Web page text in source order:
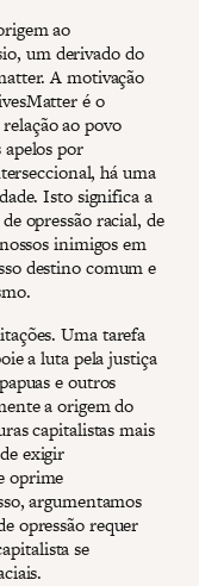
ao
um derivado do
A motivação
é o
ao povo
por
há uma
Isto significa a
opressão racial, de
inimigos em
destino comum e
Uma tarefa
a luta pela justiça
e outros
a origem do
capitalistas mais
exigir
oprime
argumentamos
opressão requer
se